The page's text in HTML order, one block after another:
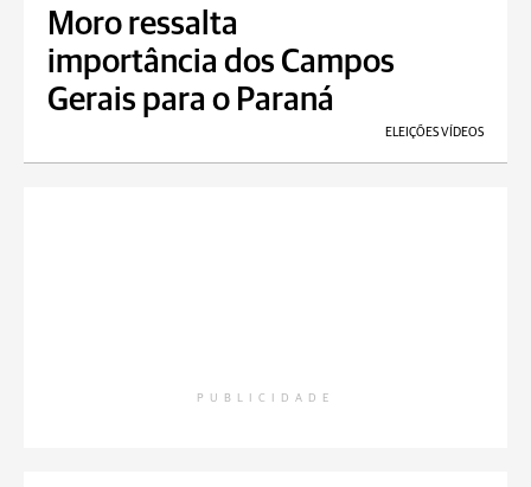
Moro ressalta
importância dos Campos
Gerais para o Paraná
ELEIÇÕES VÍDEOS
PUBLICIDADE